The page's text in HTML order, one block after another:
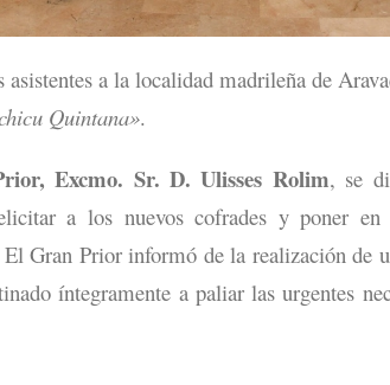
asistentes a la localidad madrileña de
Quintana».
Excmo. Sr. D. Ulisses Rolim, se
a los nuevos cofrades y poner
Gran Prior informó de la realización de
íntegramente a paliar las urgentes